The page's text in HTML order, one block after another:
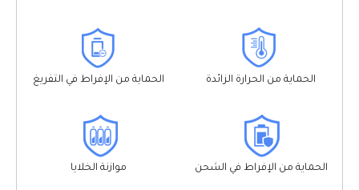
الحماية من الحرارة الزائدة الحماية من الإفراط في التفريغ
الحماية من الإفراط في الشحن موازنة الخلايا